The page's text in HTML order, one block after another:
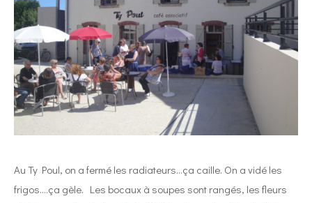
Au Ty Poul, on a fermé les radiateurs…ça caille. On a vidé les
frigos….ça gèle. Les bocaux à soupes sont rangés, les fleurs